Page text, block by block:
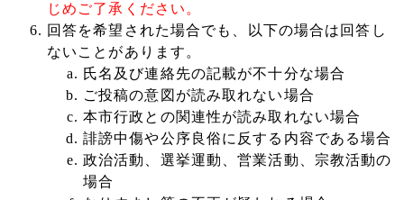
じめご了承ください。
回答を希望された場合でも、以下の場合は回答し
ないことがあります。
氏名及び連絡先の記載が不十分な場合
ご投稿の意図が読み取れない場合
本市行政との関連性が読み取れない場合
誹謗中傷や公序良俗に反する内容である場合
政治活動、選挙運動、営業活動、宗教活動の
場合